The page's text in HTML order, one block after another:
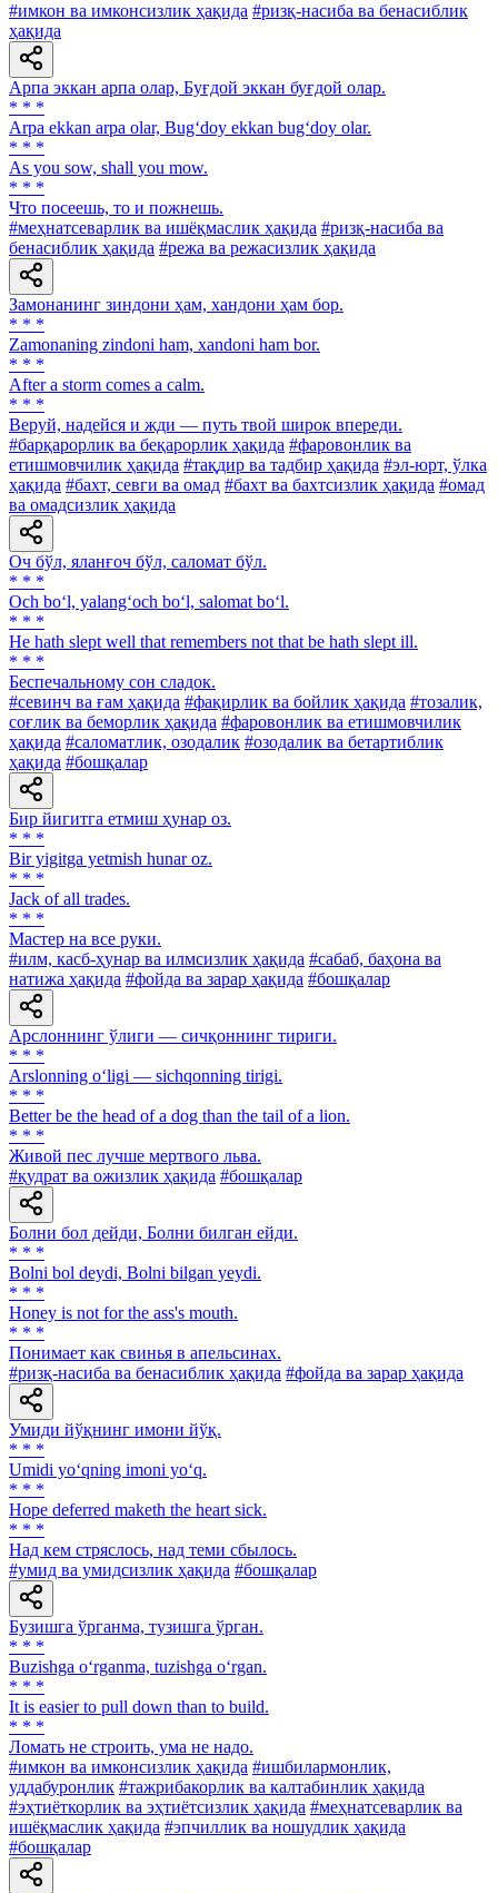
#имкон ва имконсизлик ҳақида #ризқ-насиба ва бенасиблик
ҳақида
Арпа эккан арпа олар, Буғдой эккан буғдой олар.
* * *
Arpa ekkan arpa olar, Bug‘doy ekkan bug‘doy olar.
* * *
As you sow, shall you mow.
* * *
Что посеешь, то и пожнешь.
#меҳнатсеварлик ва ишёқмаслик ҳақида #ризқ-насиба ва
бенасиблик ҳақида #режа ва режасизлик ҳақида
Замонанинг зиндони ҳам, хандони ҳам бор.
* * *
Zamonaning zindoni ham, xandoni ham bor.
* * *
After a storm comes a calm.
* * *
Веруй, надейся и жди — путь твой широк впереди.
#барқарорлик ва беқарорлик ҳақида #фаровонлик ва
етишмовчилик ҳақида #тақдир ва тадбир ҳақида #эл-юрт, ўлка
ҳақида #бахт, севги ва омад #бахт ва бахтсизлик ҳақида #омад
ва омадсизлик ҳақида
Оч бўл, яланғоч бўл, саломат бўл.
* * *
Och bo‘l, yalang‘och bo‘l, salomat bo‘l.
* * *
He hath slept well that remembers not that be hath slept ill.
* * *
Беспечальному сон сладок.
#севинч ва ғам ҳақида #фақирлик ва бойлик ҳақида #тозалик,
соғлик ва беморлик ҳақида #фаровонлик ва етишмовчилик
ҳақида #саломатлик, озодалик #озодалик ва бетартиблик
ҳақида #бошқалар
Бир йигитга етмиш ҳунар оз.
* * *
Bir yigitga yetmish hunar oz.
* * *
Jack of all trades.
* * *
Мастер на все руки.
#илм, касб-ҳунар ва илмсизлик ҳақида #сабаб, баҳона ва
натижа ҳақида #фойда ва зарар ҳақида #бошқалар
Арслоннинг ўлиги — сичқоннинг тириги.
* * *
Arslonning o‘ligi — sichqonning tirigi.
* * *
Better be the head of a dog than the tail of a lion.
* * *
Живой пес лучше мертвого льва.
#қудрат ва ожизлик ҳақида #бошқалар
Болни бол дейди, Болни билган ейди.
* * *
Bolni bol deydi, Bolni bilgan yeydi.
* * *
Honey is not for the ass's mouth.
* * *
Понимает как свинья в апельсинах.
#ризқ-насиба ва бенасиблик ҳақида #фойда ва зарар ҳақида
Умиди йўқнинг имони йўқ.
* * *
Umidi yo‘qning imoni yo‘q.
* * *
Hope deferred maketh the heart sick.
* * *
Над кем стряслось, над теми сбылось.
#умид ва умидсизлик ҳақида #бошқалар
Бузишга ўрганма, тузишга ўрган.
* * *
Buzishga o‘rganma, tuzishga o‘rgan.
* * *
It is easier to pull down than to build.
* * *
Ломать не строить, ума не надо.
#имкон ва имконсизлик ҳақида #ишбилармонлик,
уддабуронлик #тажрибакорлик ва калтабинлик ҳақида
#эҳтиёткорлик ва эҳтиётсизлик ҳақида #меҳнатсеварлик ва
ишёқмаслик ҳақида #эпчиллик ва ношудлик ҳақида
#бошқалар